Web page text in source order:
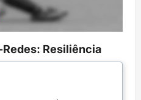
Resiliência